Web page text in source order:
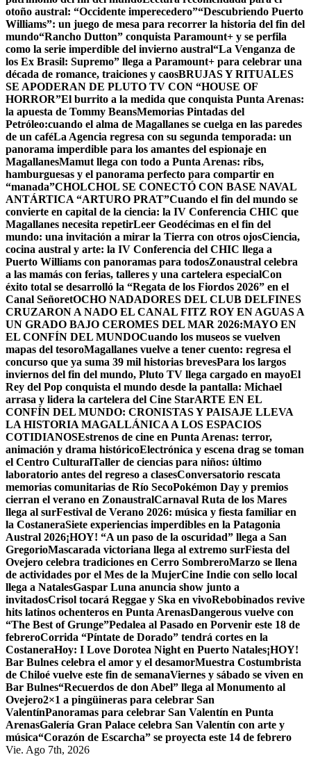
otoño austral: “Occidente imperecedero”“Descubriendo Puerto
Williams”: un juego de mesa para recorrer la historia del fin del
mundo“Rancho Dutton” conquista Paramount+ y se perfila
como la serie imperdible del invierno austral“La Venganza de
los Ex Brasil: Supremo” llega a Paramount+ para celebrar una
década de romance, traiciones y caosBRUJAS Y RITUALES
SE APODERAN DE PLUTO TV CON “HOUSE OF
HORROR”El burrito a la medida que conquista Punta Arenas:
la apuesta de Tommy BeansMemorias Pintadas del
Petróleo:cuando el alma de Magallanes se cuelga en las paredes
de un caféLa Agencia regresa con su segunda temporada: un
panorama imperdible para los amantes del espionaje en
MagallanesMamut llega con todo a Punta Arenas: ribs,
hamburguesas y el panorama perfecto para compartir en
“manada”CHOLCHOL SE CONECTÓ CON BASE NAVAL
ANTÁRTICA “ARTURO PRAT”Cuando el fin del mundo se
convierte en capital de la ciencia: la IV Conferencia CHIC que
Magallanes necesita repetirLeer Geodécimas en el fin del
mundo: una invitación a mirar la Tierra con otros ojosCiencia,
cocina austral y arte: la IV Conferencia del CHIC llega a
Puerto Williams con panoramas para todosZonaustral celebra
a las mamás con ferias, talleres y una cartelera especialCon
éxito total se desarrolló la “Regata de los Fiordos 2026” en el
Canal SeñoretOCHO NADADORES DEL CLUB DELFINES
CRUZARON A NADO EL CANAL FITZ ROY EN AGUAS A
UN GRADO BAJO CEROMES DEL MAR 2026:MAYO EN
EL CONFÍN DEL MUNDOCuando los museos se vuelven
mapas del tesoroMagallanes vuelve a tener cuento: regresa el
concurso que ya suma 39 mil historias brevesPara los largos
inviernos del fin del mundo, Pluto TV llega cargado en mayoEl
Rey del Pop conquista el mundo desde la pantalla: Michael
arrasa y lidera la cartelera del Cine StarARTE EN EL
CONFÍN DEL MUNDO: CRONISTAS Y PAISAJE LLEVA
LA HISTORIA MAGALLÁNICA A LOS ESPACIOS
COTIDIANOSEstrenos de cine en Punta Arenas: terror,
animación y drama históricoElectrónica y escena drag se toman
el Centro CulturalTaller de ciencias para niños: último
laboratorio antes del regreso a clasesConversatorio rescata
memorias comunitarias de Río SecoPokémon Day y premios
cierran el verano en ZonaustralCarnaval Ruta de los Mares
llega al surFestival de Verano 2026: música y fiesta familiar en
la CostaneraSiete experiencias imperdibles en la Patagonia
Austral 2026¡HOY! “A un paso de la oscuridad” llega a San
GregorioMascarada victoriana llega al extremo surFiesta del
Ovejero celebra tradiciones en Cerro SombreroMarzo se llena
de actividades por el Mes de la MujerCine Indie con sello local
llega a NatalesGaspar Luna anuncia show junto a
invitadosCrisol tocará Reggae y Ska en vivoRebobinados revive
hits latinos ochenteros en Punta ArenasDangerous vuelve con
“The Best of Grunge”Pedalea al Pasado en Porvenir este 18 de
febreroCorrida “Píntate de Dorado” tendrá cortes en la
CostaneraHoy: I Love Dorotea Night en Puerto Natales¡HOY!
Bar Bulnes celebra el amor y el desamorMuestra Costumbrista
de Chiloé vuelve este fin de semanaViernes y sábado se viven en
Bar Bulnes“Recuerdos de don Abel” llega al Monumento al
Ovejero2×1 a pingüineras para celebrar San
ValentínPanoramas para celebrar San Valentín en Punta
ArenasGalería Gran Palace celebra San Valentín con arte y
música“Corazón de Escarcha” se proyecta este 14 de febrero
Vie. Ago 7th, 2026